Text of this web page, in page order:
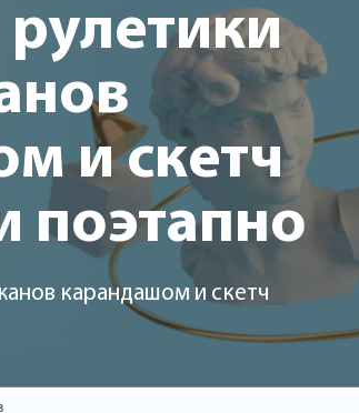
и скетч
поэтапно
карандашом и скетч